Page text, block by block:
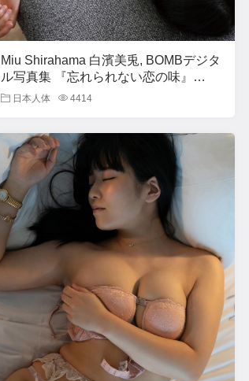
Miu Shirahama 白濱美兎, BOMBデジタ
ル写真集 『忘れられない恋の味』
Set.01
日本人体 4414